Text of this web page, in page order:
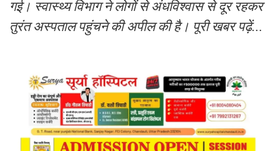
गई। स्वास्थ्य विभाग ने लोगों से अंधविश्वास से दूर रहकर
तुरंत अस्पताल पहुंचने की अपील की है। पूरी खबर पढ़ें...